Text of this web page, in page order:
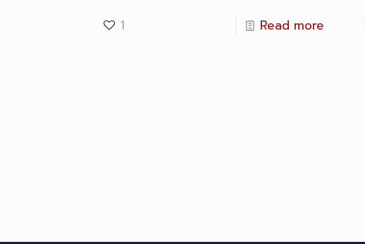
1 Read more